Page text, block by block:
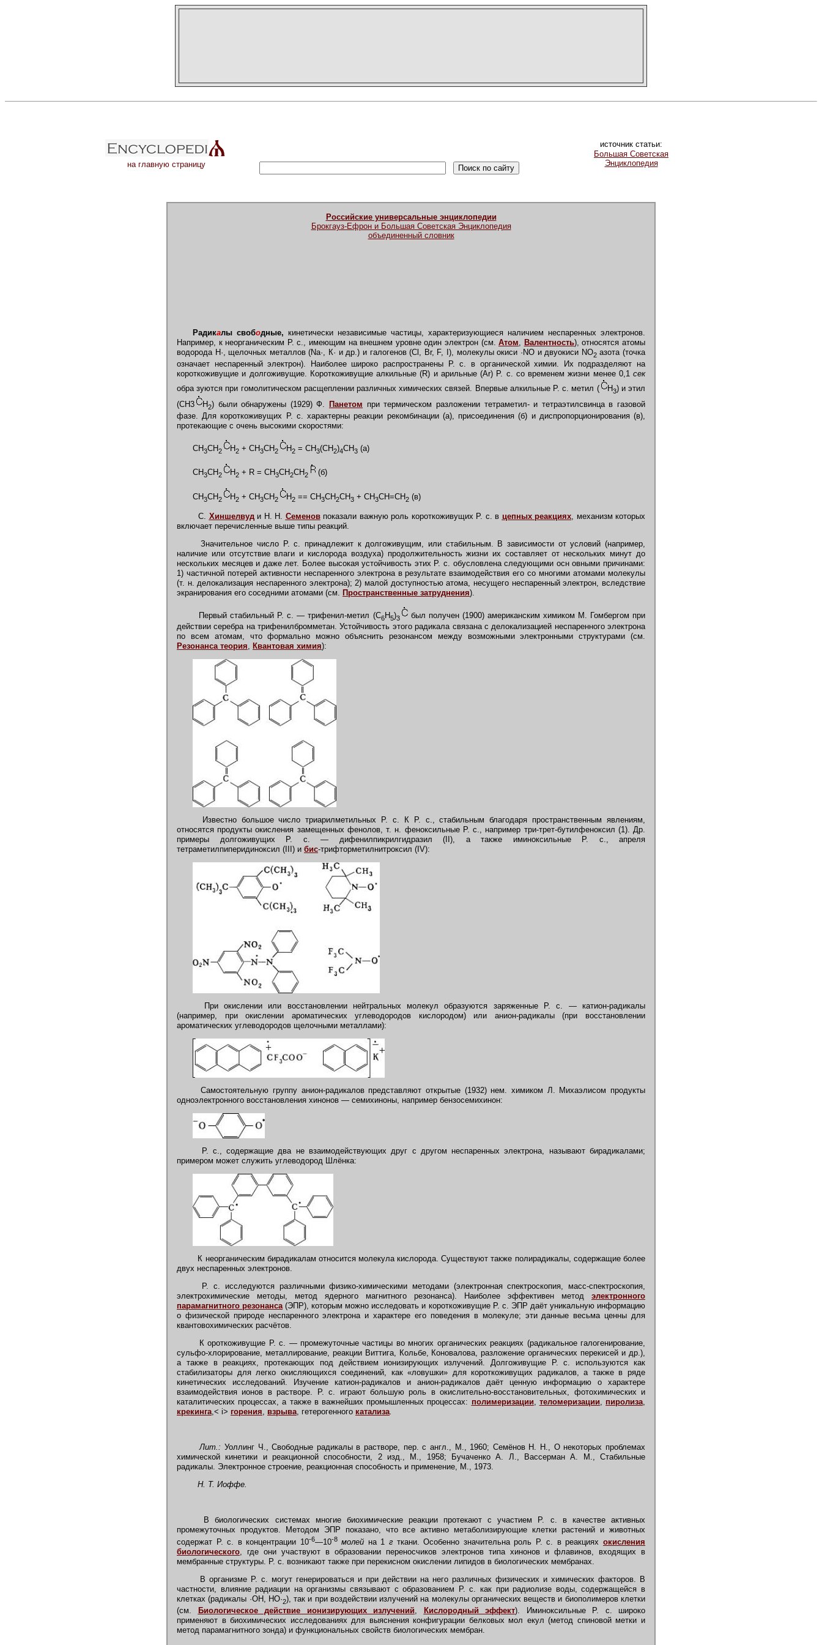
на главную страницу
источник статьи:
Большая Советская
Энциклопедия
Российские универсальные энциклопедии
Брокгауз-Ефрон и Большая Советская Энциклопедия
объединенный словник
Радикалы свободные, кинетически независимые частицы, характеризующиеся наличием неспаренных электронов.
Например, к неорганическим Р. с., имеющим на внешнем уровне один электрон (см.Атом, Валентность), относятся атомы
водорода Н ·, щелочных металлов (Na·, К· и др.) и галогенов (Cl, Br, F, I), молекулы окиси · NO и двуокиси NO2азота (точка
означает неспаренный электрон). Наиболее широко распространены Р. с. в органической химии. Их подразделяют на
короткоживущие и долгоживущие. Короткоживущие алкильные (R) и арильные (Ar) Р. с. со временем жизни менее 0,1 сек
обра зуются при гомолитическом расщеплении различных химических связей. Впервые алкильные Р. с. метил (
Н3) и этил
(СН3
Н2) были обнаружены (1929) Ф. Панетом при термическом разложении тетраметил- и тетраэтилсвинца в газовой
фазе. Для короткоживущих Р. с. характерны реакции рекомбинации (а), присоединения (б) и диспропорционирования (в),
протекающие с очень высокими скоростями:
CH3CH2 H2 + CH3CH2 H2 = CH3(CH2)4CH3 (а)
CH3CH2 H2 + R = CH3CH2CH2 (б)
CH3CH2 H2 + CH3CH2 H2 == CH3CH2CH3 + CH3CH=CH2 (в)
С. Хиншелвуди Н. Н. Семеновпоказали важную роль короткоживущих Р. с. в цепных реакциях , механизм которых
включает перечисленные выше типы реакций.
Значительное число Р. с. принадлежит к долгоживущим, или стабильным. В зависимости от условий (например,
наличие или отсутствие влаги и кислорода воздуха) продолжительность жизни их составляет от нескольких минут до
нескольких месяцев и даже лет. Более высокая устойчивость этих Р. с. обусловлена следующими осн овными причинами:
1) частичной потерей активности неспаренного электрона в результате взаимодействия его со многими атомами молекулы
(т. н. делокализация неспаренного электрона); 2) малой доступностью атома, несущего неспаренный электрон, вследствие
экранирования его соседними атомами (см. Пространственные затруднения).
Первый стабильный Р. с. — трифенил-метил (С6Н5)3
был получен (1900) американским химиком М. Гомбергом при
действии серебра на трифенилбромметан. Устойчивость этого радикала связана с делокализацией неспаренного электрона
по всем атомам, что формально можно объяснить резонансом между возможными электронными структурами (см.
Резонанса теория, Квантовая химия):
Известно большое число триарилметильных Р. с. К Р. с., стабильным благодаря пространственным явлениям,
относятся продукты окисления замещенных фенолов, т. н. феноксильные Р. с., например три-трет-бутилфеноксил (1). Др.
примеры долгоживущих Р. с. — дифенилпикрилгидразил (II), а также иминоксильные Р. с., апреля
тетраметилпиперидиноксил (III) и бис-трифторметилнитроксил (IV):
При окислении или восстановлении нейтральных молекул образуются заряженные Р. с. — катион-радикалы
(например, при окислении ароматических углеводородов кислородом) или анион-радикалы (при восстановлении
ароматических углеводородов щелочными металлами):
Самостоятельную группу анион-радикалов представляют открытые (1932) нем. химиком Л. Михаэлисом продукты
одноэлектронного восстановления хинонов — семихиноны, например бензосемихинон:
Р. с., содержащие два не взаимодействующих друг с другом неспаренных электрона, называют бирадикалами;
примером может служить углеводород Шлёнка:
К неорганическим бирадикалам относится молекула кислорода. Существуют также полирадикалы, содержащие более
двух неспаренных электронов.
Р. с. исследуются различными физико-химическими методами (электронная спектроскопия, масс-спектроскопия,
электрохимические методы, метод ядерного магнитного резонанса). Наиболее эффективен метод электронного
парамагнитного резонанса (ЭПР), которым можно исследовать и короткоживущие Р. с. ЭПР даёт уникальную информацию
о физической природе неспаренного электрона и характере его поведения в молекуле; эти данные весьма ценны для
квантовохимических расчётов.
К ороткоживущие Р. с. — промежуточные частицы во многих органических реакциях (радикальное галогенирование,
сульфо-хлорирование, металлирование, реакции Виттига, Кольбе, Коновалова, разложение органических перекисей и др.),
а также в реакциях, протекающих под действием ионизирующих излучений. Долгоживущие Р. с. используются как
стабилизаторы для легко окисляющихся соединений, как «ловушки» для короткоживущих радикалов, а также в ряде
кинетических исследований. Изучение катион-радикалов и анион-радикалов даёт ценную информацию о характере
взаимодействия ионов в растворе. Р. с. играют большую роль в окислительно-восстановительных, фотохимических и
каталитических процессах, а также в важнейших промышленных процессах: полимеризации, теломеризации, пиролиза,
крекинга,< i> горения, взрыва, гетерогенного катализа.
Лит.: Уоллинг Ч., Свободные радикалы в растворе, пер. с англ., М., 1960; Семёнов Н. Н., О некоторых проблемах
химической кинетики и реакционной способности, 2 изд., М., 1958; Бучаченко А. Л., Вассерман А. М., Стабильные
радикалы. Электронное строение, реакционная способность и применение, М., 1973.
Н. Т. Иоффе.
В биологических системах многие биохимические реакции протекают с участием Р. с. в качестве активных
промежуточных продуктов. Методом ЭПР показано, что все активно метаболизирующие клетки растений и животных
содержат Р. с. в концентрации 10-6—10-8молей на 1г ткани. Особенно значительна роль Р. с. в реакцияхокисления
биологического, где они участвуют в образовании переносчиков электронов типа хинонов и флавинов, входящих в
мембранные структуры. Р. с. возникают также при перекисном окислении липидов в биологических мембранах.
В организме Р. с. могут генерироваться и при действии на него различных физических и химических факторов. В
частности, влияние радиации на организмы связывают с образованием Р. с. как при радиолизе воды, содержащейся в
клетках (радикалы ·ОН, HO·2), так и при воздействии излучений на молекулы органических веществ и биополимеров клетки
(см.
Биологическое действие ионизирующих излучений, Кислородный эффект). Иминоксильные Р. с. широко
применяют в биохимических исследованиях для выяснения конфигурации белковых мол екул (метод спиновой метки и
метод парамагнитного зонда) и функциональных свойств биологических мембран.